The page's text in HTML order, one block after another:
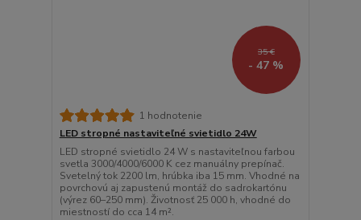
35 €
- 47 %
1 hodnotenie
LED stropné nastaviteľné svietidlo 24W
LED stropné svietidlo 24 W s nastaviteľnou farbou
svetla 3000/4000/6000 K cez manuálny prepínač.
Svetelný tok 2200 lm, hrúbka iba 15 mm. Vhodné na
povrchovú aj zapustenú montáž do sadrokartónu
(výrez 60–250 mm). Životnosť 25 000 h, vhodné do
miestností do cca 14 m².